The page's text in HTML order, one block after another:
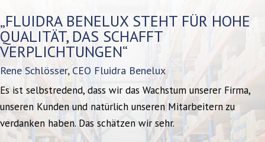
„FLUIDRA BENELUX STEHT FÜR HOHE
QUALITÄT, DAS SCHAFFT
VERPLICHTUNGEN“
Rene Schlösser, CEO Fluidra Benelux
Es ist selbstredend, dass wir das Wachstum unserer Firma,
unseren Kunden und natürlich unseren Mitarbeitern zu
verdanken haben. Das schätzen wir sehr.